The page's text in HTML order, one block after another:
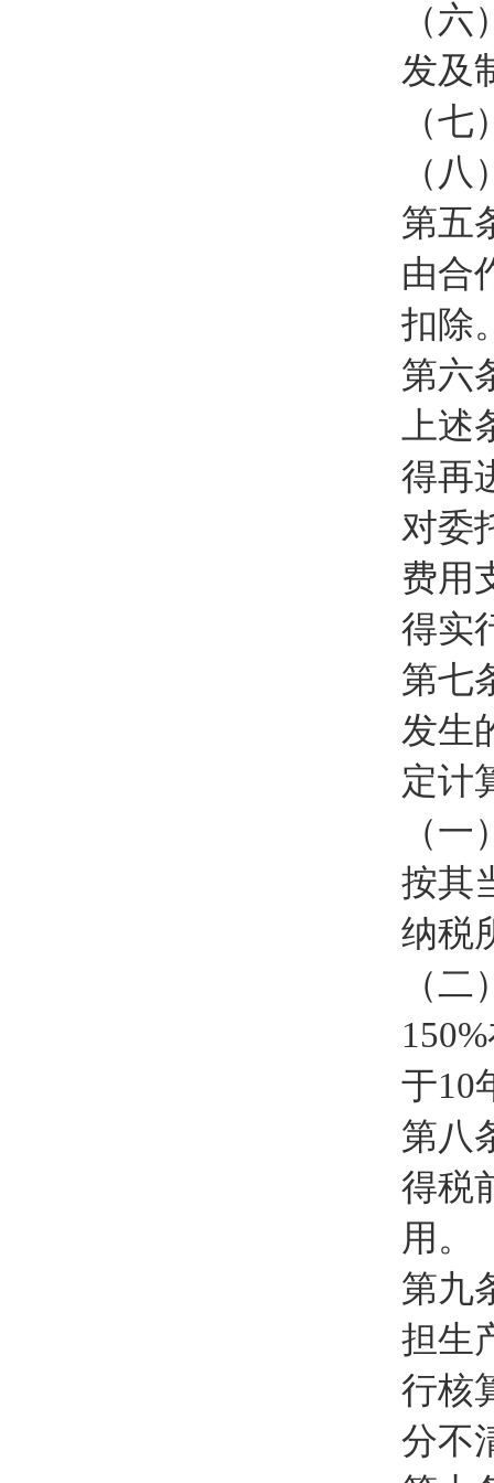
（
发及
（
（
第五
由合
扣除
第六
上
得再
对委
费用
得实
第七
发生
定计
（
按其
纳税
（
于10
第八
得税
用。
第九
担生
行核
分不